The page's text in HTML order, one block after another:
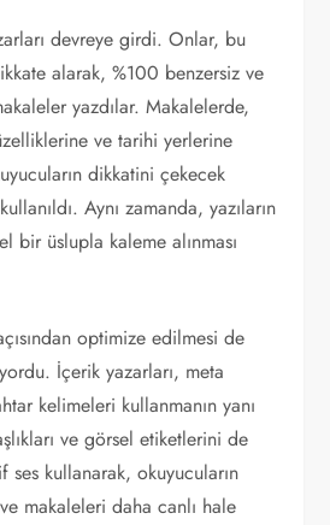
devreye girdi. Onlar, bu
alarak, %100 benzersiz ve
yazdılar. Makalelerde,
ve tarihi yerlerine
dikkatini çekecek
Aynı zamanda, yazıların
bir üslupla kaleme alınması
optimize edilmesi de
İçerik yazarları, meta
kelimeleri kullanmanın yanı
ve görsel etiketlerini de
kullanarak, okuyucuların
makaleleri daha canlı hale